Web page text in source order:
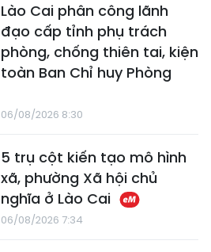
Lào Cai phân công lãnh
đạo cấp tỉnh phụ trách
phòng, chống thiên tai, kiện
toàn Ban Chỉ huy Phòng
06/08/2026 8:30
5 trụ cột kiến tạo mô hình
xã, phường Xã hội chủ
nghĩa ở Lào Cai
06/08/2026 7:34